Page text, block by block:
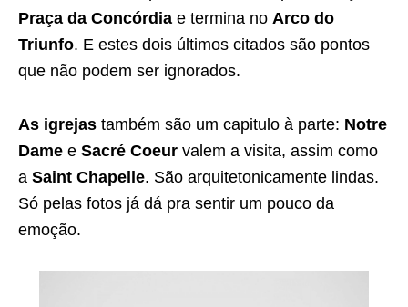
Praça da Concórdia e termina no Arco do
Triunfo. E estes dois últimos citados são pontos
que não podem ser ignorados.
As igrejas também são um capitulo à parte: Notre
Dame e Sacré Coeur valem a visita, assim como
a Saint Chapelle. São arquitetonicamente lindas.
Só pelas fotos já dá pra sentir um pouco da
emoção.